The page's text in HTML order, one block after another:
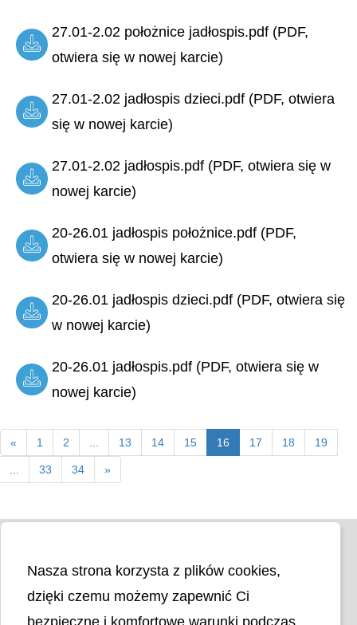
27.01-2.02 położnice jadłospis.pdf (PDF,
otwiera się w nowej karcie)
27.01-2.02 jadłospis dzieci.pdf (PDF, otwiera
się w nowej karcie)
27.01-2.02 jadłospis.pdf (PDF, otwiera się w
nowej karcie)
20-26.01 jadłospis położnice.pdf (PDF,
otwiera się w nowej karcie)
20-26.01 jadłospis dzieci.pdf (PDF, otwiera się
w nowej karcie)
20-26.01 jadłospis.pdf (PDF, otwiera się w
nowej karcie)
« 1 2 ... 13 14 15 16 17 18 19
... 33 34 »
Nasza strona korzysta z plików cookies,
dzięki czemu możemy zapewnić Ci
bezpieczne i komfortowe warunki podczas